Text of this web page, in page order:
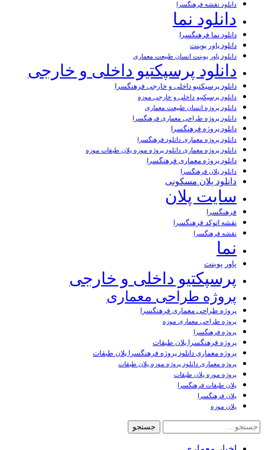
دانلود نقشه فرهنگسرا
دانلود نما
دانلود نما فرهنگسرا
دانلود پاور پوینت
دانلود پاور پوینت انسان طبیعت معماری
دانلود پرسپکتیو داخلی و خارجی
دانلود پرسپکتیو داخلی و خارجی فرهنگسرا
دانلود پرسپکتیو داخلی و خارجی موزه
دانلود پروژه انسان طبیعت معماری
دانلود پروژه طراحی معماری فرهنگسرا
دانلود پروژه فرهنگسرا
دانلود پروژه معماری دانلود فرهنگسرا
دانلود پروژه معماری دانلود پروژه موزه پلان طبقات موزه
دانلود پروژه معماری فرهنگسرا
دانلود پلان فرهنگسرا
دانلود پلان مسکونی
سایت پلان
فرهنگسرا
نقشه اتوکد فرهنگسرا
نقشه فرهنگسرا
نما
پاور پوینت
پرسپکتیو داخلی و خارجی
پروژه طراحی معماری
پروژه طراحی معماری فرهنگسرا
پروژه طراحی معماری موزه
پروژه فرهنگسرا
پروژه فرهنگسرا پلان طبقات
پروژه معماری دانلود پروژه فرهنگسرا پلان طبقات
پروژه معماری دانلود پروژه موزه پلان طبقات
پروژه موزه پلان طبقات
پلان طبقات فرهنگسرا
پلان فرهنگسرا
پلان موزه
جستجو
برای: